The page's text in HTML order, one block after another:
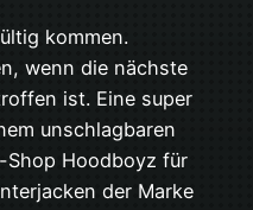
kommen.
wenn die nächste
ist. Eine super
unschlagbaren
Shop Hoodboyz für
der Marke